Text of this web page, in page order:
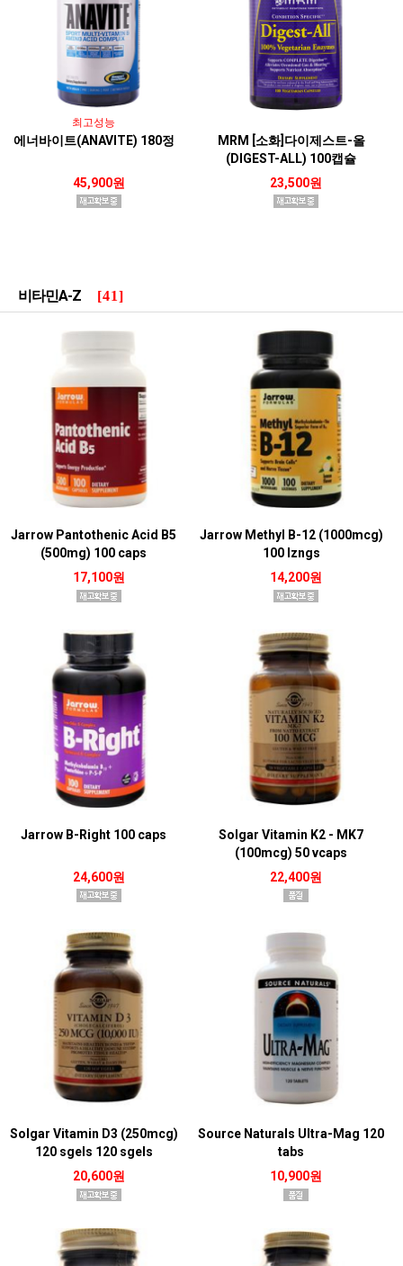
최고성능
에너바이트(ANAVITE) 180정
45,900원
MRM [소화]다이제스트-올
(DIGEST-ALL) 100캡슐
23,500원
비타민A-Z [41]
Jarrow Pantothenic Acid B5
(500mg) 100 caps
17,100원
Jarrow Methyl B-12 (1000mcg)
100 lzngs
14,200원
Jarrow B-Right 100 caps
24,600원
Solgar Vitamin K2 - MK7
(100mcg) 50 vcaps
22,400원
Solgar Vitamin D3 (250mcg)
120 sgels 120 sgels
20,600원
Source Naturals Ultra-Mag 120
tabs
10,900원